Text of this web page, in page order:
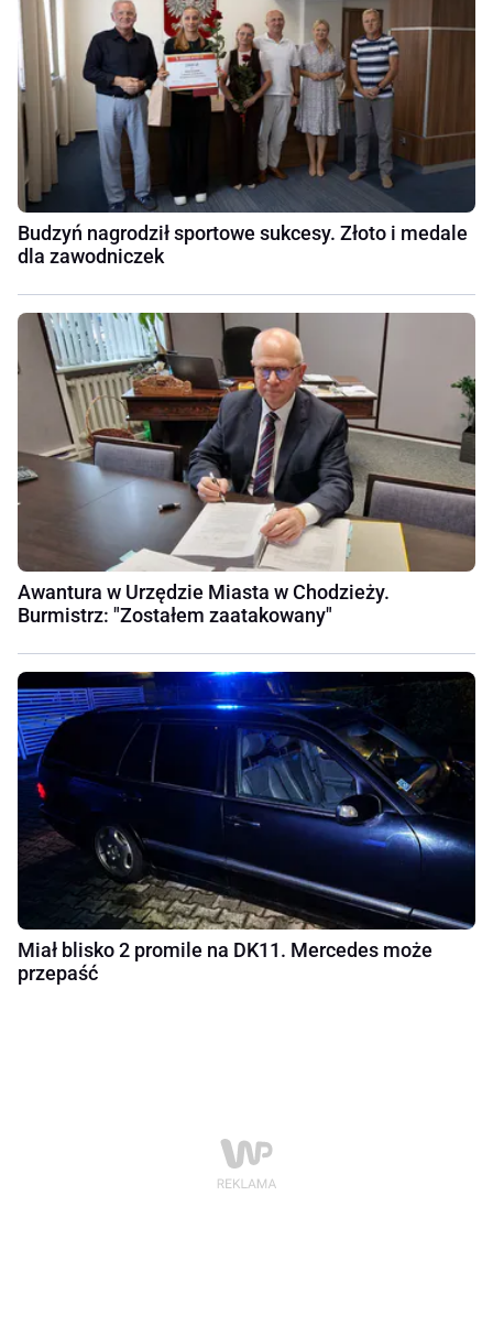
Budzyń nagrodził sportowe sukcesy. Złoto i medale
dla zawodniczek
Awantura w Urzędzie Miasta w Chodzieży.
Burmistrz: "Zostałem zaatakowany"
Miał blisko 2 promile na DK11. Mercedes może
przepaść